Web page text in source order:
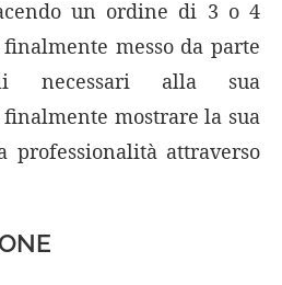
un ordine di 3 o 4
messo da parte
necessari alla sua
finalmente mostrare la sua
professionalità attraverso